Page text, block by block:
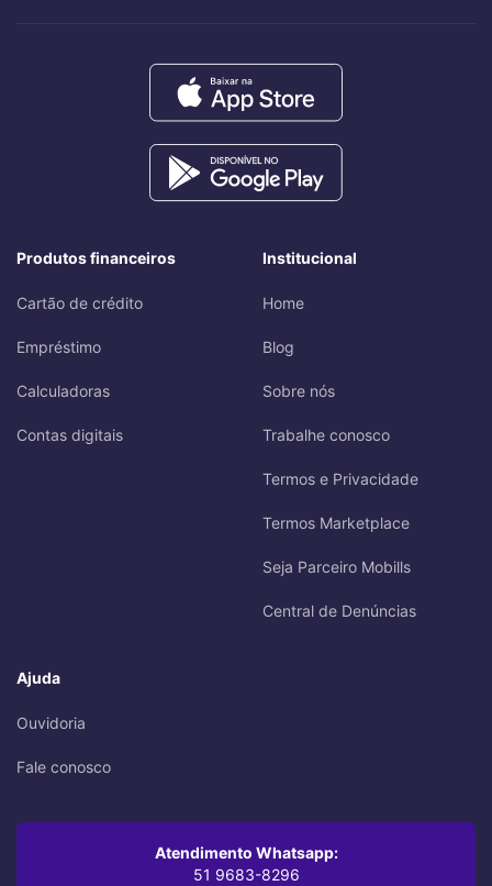
Produtos financeiros
Cartão de crédito
Empréstimo
Calculadoras
Contas digitais
Institucional
Home
Blog
Sobre nós
Trabalhe conosco
Termos e Privacidade
Termos Marketplace
Seja Parceiro Mobills
Central de Denúncias
Ajuda
Ouvidoria
Fale conosco
Atendimento Whatsapp:
51 9683-8296